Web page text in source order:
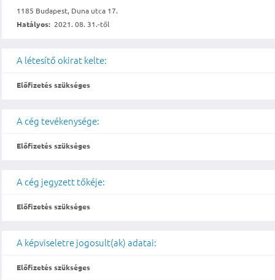
1185 Budapest, Duna utca 17.
Hatályos: 2021. 08. 31.-től
A létesítő okirat kelte:
Előfizetés szükséges
A cég tevékenysége:
Előfizetés szükséges
A cég jegyzett tőkéje:
Előfizetés szükséges
A képviseletre jogosult(ak) adatai:
Előfizetés szükséges